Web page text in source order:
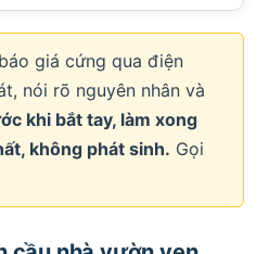
giá cứng qua điện
nói rõ nguyên nhân và
khi bắt tay, làm xong
không phát sinh. Gọi